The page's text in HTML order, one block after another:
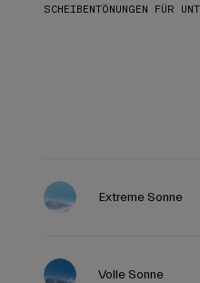
SCHEIBENTÖNUNGEN FÜR
Extreme Sonne
Volle Sonne